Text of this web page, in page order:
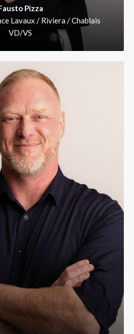
Pizza
Lavaux / Riviera / Chablais
VD/VS